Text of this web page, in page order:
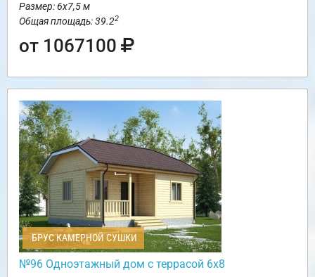
Размер: 6х7,5 м
Общая площадь: 39.22
от 1067100
БРУС КАМЕРНОЙ СУШКИ
№96 Одноэтажный дом с террасой 6х8